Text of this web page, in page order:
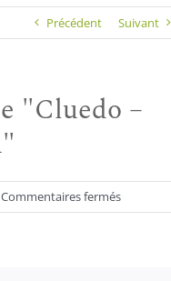
Précédent Suivant
"Cluedo –
Commentaires ferméssur
Murder